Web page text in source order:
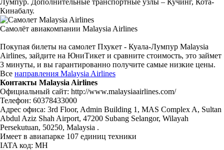
Кинабалу.
Самолёт авиакомпании Malaysia Airlines
Покупая билеты на самолет Пхукет - Куала-Лумпур Malaysia
Airlines, зайдите на ЮниТикет и сравните стоимость, это займет
3 минуты, и вы гарантированно получите самые низкие цены.
Все направления Malaysia Airlines
Контакты Malaysia Airlines
Официальный сайт: http://www.malaysiaairlines.com/
Телефон: 60378433000
Адрес офиса: 3rd Floor, Admin Building 1, MAS Complex A, Sultan
Abdul Aziz Shah Airport, 47200 Subang Selangor, Wilayah
Persekutuan, 50250, Malaysia .
Имеет в авиапарке 107 единиц техники
IATA код: MH